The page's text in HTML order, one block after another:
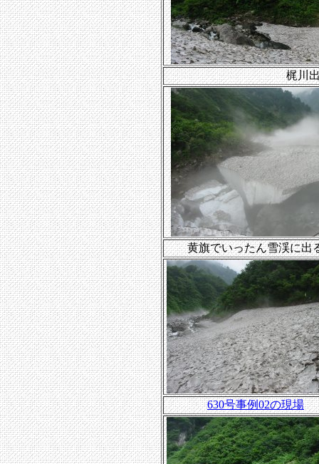
梶川
黄旗でいったん雪渓に出
630号事例02の現場